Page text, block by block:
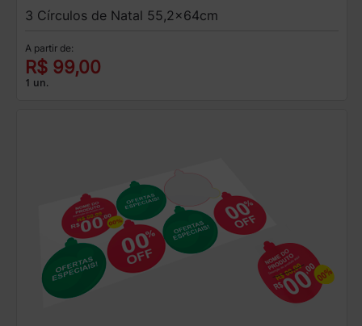
3 Círculos de Natal 55,2x64cm
A partir de:
R$ 99,00
1 un.